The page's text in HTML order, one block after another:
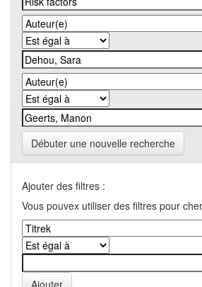
Débuter une nouvelle recherche
Ajouter des filtres :
Vous pouvex utiliser des filtres pour